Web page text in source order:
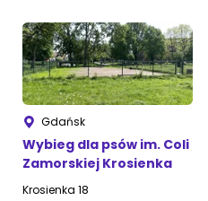
Gdańsk
Wybieg dla psów im. Coli
Zamorskiej Krosienka
Krosienka 18